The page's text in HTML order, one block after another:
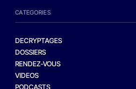
CATEGORIES
DECRYPTAGES
DOSSIERS
RENDEZ-VOUS
VIDEOS
PODCASTS